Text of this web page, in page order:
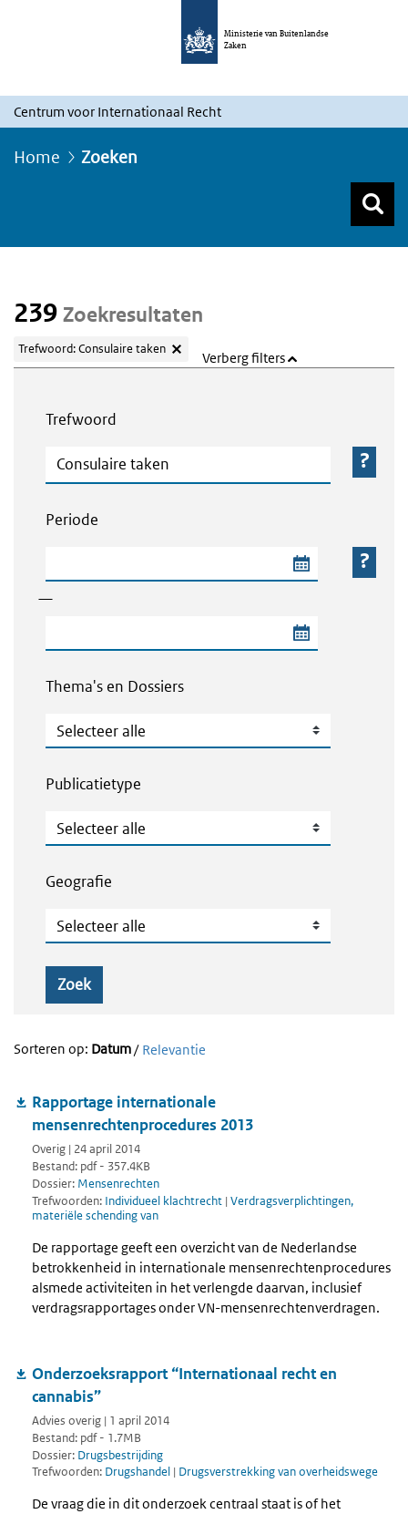
Ministerie van Buitenlandse
Zaken
Centrum voor Internationaal Recht
Home Zoeken
239 Zoekresultaten
Trefwoord: Consulaire taken
Verberg filters
Trefwoord
Trefwoord
Periode
—
Thema's en Dossiers
Thema's en Dossiers
Publicatietype
Publicatietype
Geografie
Geografie
Zoek
Sorteren op: Datum/ Relevantie
Rapportage internationale
mensenrechtenprocedures 2013
Overig | 24 april 2014
Bestand: pdf - 357.4KB
Dossier: Mensenrechten
Trefwoorden: Individueel klachtrecht | Verdragsverplichtingen,
materiële schending van
De rapportage geeft een overzicht van de Nederlandse
betrokkenheid in internationale mensenrechtenprocedures
alsmede activiteiten in het verlengde daarvan, inclusief
verdragsrapportages onder VN-mensenrechtenverdragen.
Onderzoeksrapport “Internationaal recht en
cannabis”
Advies overig | 1 april 2014
Bestand: pdf - 1.7MB
Dossier: Drugsbestrijding
Trefwoorden: Drugshandel | Drugsverstrekking van overheidswege
De vraag die in dit onderzoek centraal staat is of het